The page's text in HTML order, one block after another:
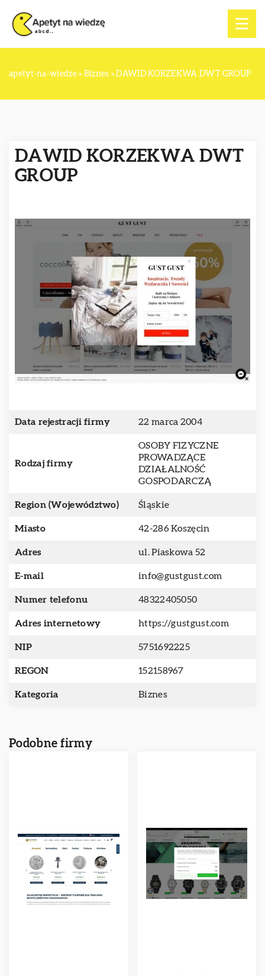
apetyt-na-wiedze» Biznes »DAWID KORZEKWA DWT GROUP
DAWID KORZEKWA DWT
GROUP
Data rejestracji firmy 22 marca 2004
Rodzaj firmy
OSOBY FIZYCZNE
PROWADZĄCE
DZIAŁALNOŚĆ
GOSPODARCZĄ
Region (Województwo) Śląskie
Miasto 42-286 Koszęcin
Adres ul. Piaskowa 52
E-mail info@gustgust.com
Numer telefonu 48322405050
Adres internetowy https://gustgust.com
NIP 5751692225
REGON 152158967
Kategoria Biznes
Podobne firmy